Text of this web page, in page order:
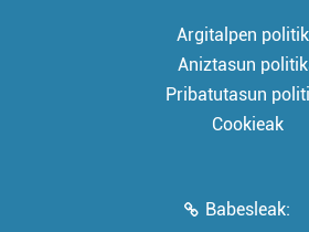
Argitalpen
Aniztasun
Pribatutasun
Cookieak
Babesleak: